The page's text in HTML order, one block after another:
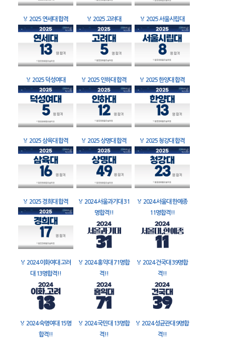
🏅 2025 연세대 합격 🏅 2025 고려대 🏅 2025 서울시립대
🏅 2025 덕성여대 🏅 2025 인하대 합격 🏅 2025 한양대 합격
🏅 2025 삼육대 합격 🏅 2025 상명대 합격 🏅 2025 청강대 합격
🏅 2025 경희대 합격 🏅 2024 서울과기대 31
명합격!!
🏅 2024 서울대 한예종
11명합격!!
🏅 2024 이화여대 고려
대 13명합격!!
🏅 2024 홍익대 71명합
격!!
🏅 2024 건국대 39명합
격!!
🏅 2024 숙명여대 15명
합격!!
🏅 2024 국민대 13명합
격!!
🏅 2024 성균관대 9명합
격!!